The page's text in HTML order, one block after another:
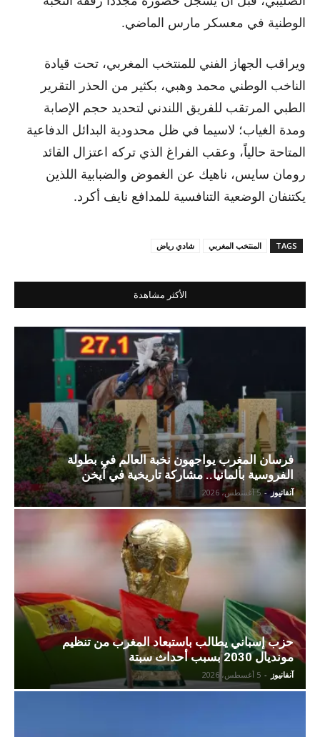
الوطنية في معسكر مارس الماضي.
ويراقب الجهاز الفني للمنتخب المغربي، تحت قيادة
الناخب الوطني محمد وهبي، بكثير من الحذر التقرير
الطبي المرتقب للفريق اللندني لتحديد حجم الإصابة
ومدة الغياب؛ لاسيما في ظل محدودية البدائل الدفاعية
المتاحة حالياً، وعقب الفراغ الذي تركه اعتزال القائد
رومان سايس، ناهيك عن الغموض والضبابية اللذين
يكتنفان الوضعية التنافسية للمدافع نايف أكرد.
TAGS المنتخب المغربي شادي رياض
الأكثر مشاهدة
فرسان المغرب يواجهون نخبة العالم في بطولة
الفروسية بألمانيا.. مشاركة تاريخية في آيخن
آنفانيوز - 5 أغسطس، 2026
حزب إسباني يطالب باستبعاد المغرب من تنظيم
مونديال 2030 بسبب أحداث سبتة
آنفانيوز - 5 أغسطس، 2026